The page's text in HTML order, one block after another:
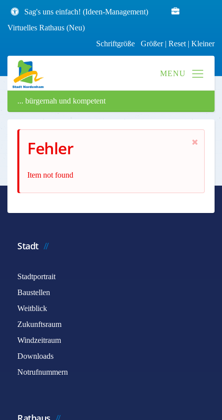
Sag's uns einfach! (Ideen-Management)
Virtuelles Rathaus (Neu)
Schriftgröße Größer| Reset | Kleiner
... bürgernah und kompetent
Fehler
Item not found
Stadt
Stadtportrait
Baustellen
Weitblick
Zukunftsraum
Windzeitraum
Downloads
Notrufnummern